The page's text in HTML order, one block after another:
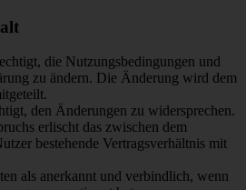
die Nutzungsbedingungen und
zu ändern. Die Änderung wird dem
den Änderungen zu widersprechen.
erlischt das zwischen dem
bestehende Vertragsverhältnis mit
als anerkannt und verbindlich, wenn